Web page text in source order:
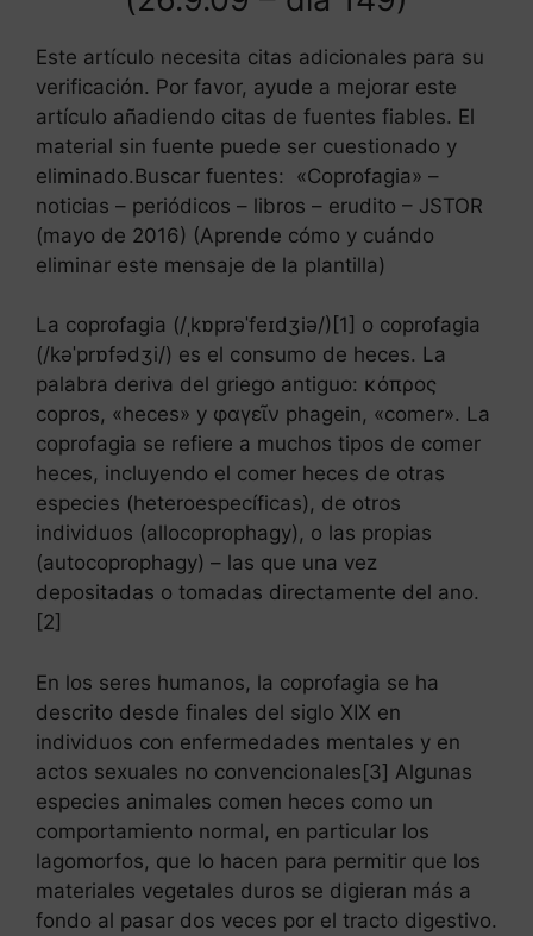
Este artículo necesita citas adicionales para su
verificación. Por favor, ayude a mejorar este
artículo añadiendo citas de fuentes fiables. El
material sin fuente puede ser cuestionado y
eliminado.Buscar fuentes: «Coprofagia» –
noticias – periódicos – libros – erudito – JSTOR
(mayo de 2016) (Aprende cómo y cuándo
eliminar este mensaje de la plantilla)
La coprofagia (/ˌkɒprəˈfeɪdʒiə/)[1] o coprofagia
(/kəˈprɒfədʒi/) es el consumo de heces. La
palabra deriva del griego antiguo: κόπρος
copros, «heces» y φαγεῖν phagein, «comer». La
coprofagia se refiere a muchos tipos de comer
heces, incluyendo el comer heces de otras
especies (heteroespecíficas), de otros
individuos (allocoprophagy), o las propias
(autocoprophagy) – las que una vez
depositadas o tomadas directamente del ano.
[2]
En los seres humanos, la coprofagia se ha
descrito desde finales del siglo XIX en
individuos con enfermedades mentales y en
actos sexuales no convencionales[3] Algunas
especies animales comen heces como un
comportamiento normal, en particular los
lagomorfos, que lo hacen para permitir que los
materiales vegetales duros se digieran más a
fondo al pasar dos veces por el tracto digestivo.